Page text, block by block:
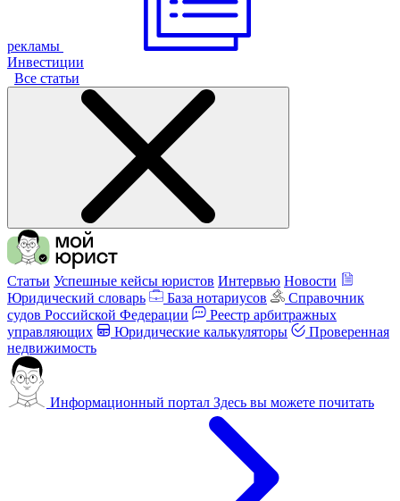
рекламы
Инвестиции
Все статьи
Статьи Успешные кейсы юристов Интервью Новости
Юридический словарь
База нотариусов
Справочник
судов Российской Федерации
Реестр арбитражных
управляющих
Юридические калькуляторы
Проверенная
недвижимость
Информационный портал Здесь вы можете почитать